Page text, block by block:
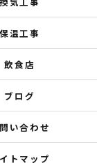
保温工事
飲食店
ブログ
い合わせ
トマップ